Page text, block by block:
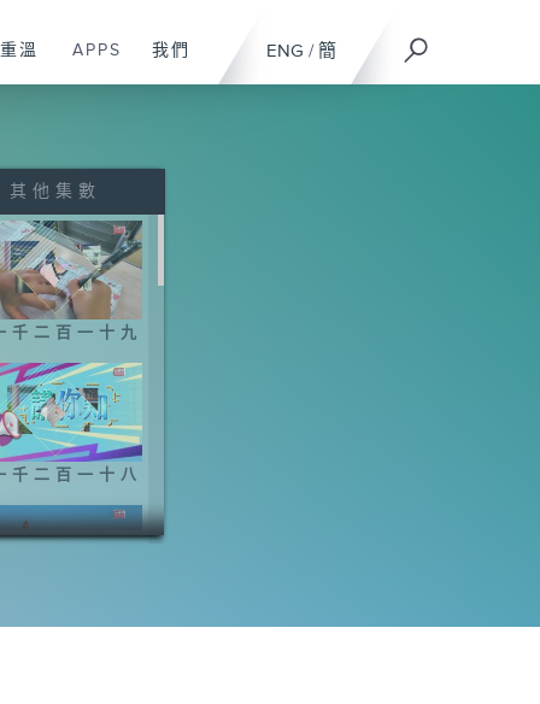
ENG / 簡
重溫 APPS 我們
其他集數
千二百一十九
千二百一十八